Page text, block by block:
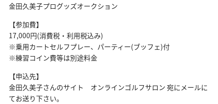
金田久美子プログッズオークション
【参加費】
17,000円(消費税・利用税込み)
※乗用カートセルフプレー、パーティー(ブッフェ)付
※練習コイン費等は別途料金
【申込先】
金田久美子さんのサイト オンラインゴルフサロン 宛にメールに
てお送り下さい。